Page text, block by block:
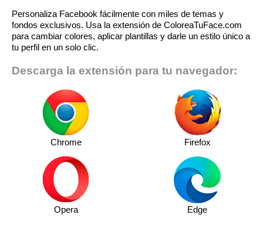
Personaliza Facebook fácilmente con miles de temas y
fondos exclusivos. Usa la extensión de ColoreaTuFace.com
para cambiar colores, aplicar plantillas y darle un estilo único a
tu perfil en un solo clic.
Descarga la extensión para tu navegador:
Chrome Firefox
Opera Edge